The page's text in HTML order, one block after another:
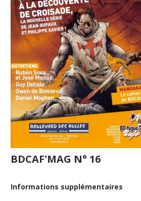
BDCAF'MAG N° 16
Informations supplémentaires